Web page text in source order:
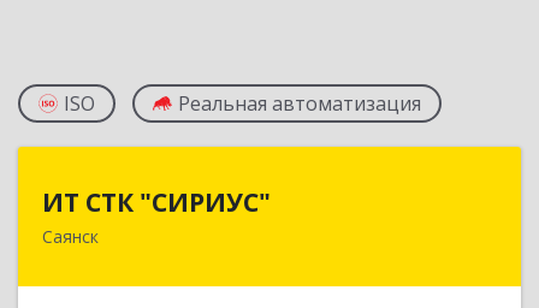
ISO Реальная автоматизация
ИТ СТК "СИРИУС"
Саянск666303, Иркутская обл, Саянск г, Юбилейный